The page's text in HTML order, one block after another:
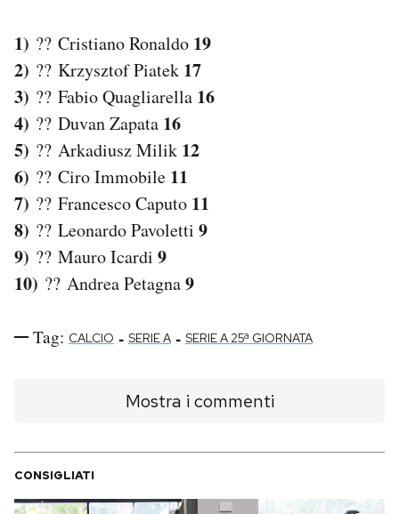
1) ?? Cristiano Ronaldo 19
2) ?? Krzysztof Piatek 17
3) ?? Fabio Quagliarella 16
4) ?? Duvan Zapata 16
5) ?? Arkadiusz Milik 12
6) ?? Ciro Immobile 11
7) ?? Francesco Caputo 11
8) ?? Leonardo Pavoletti 9
9) ?? Mauro Icardi 9
10) ?? Andrea Petagna9
Tag: CALCIO - SERIE A - SERIE A 25ª GIORNATA
Mostra i commenti
CONSIGLIATI